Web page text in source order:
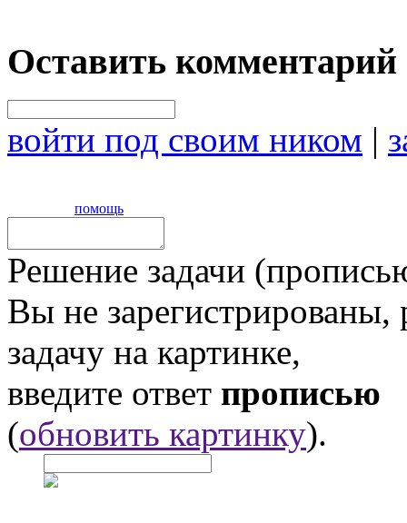
Оставить комментарий
войти под своим ником |
помощь
Решение задачи
Вы не
задачу на картинке,
введите ответ прописью
(обновить картинку).